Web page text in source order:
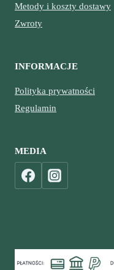
Metody i koszty dostawy
Zwroty
INFORMACJE
Polityka prywatności
Regulamin
MEDIA